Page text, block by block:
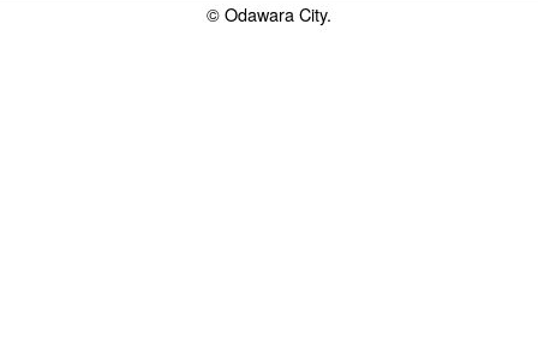
© Odawara City.